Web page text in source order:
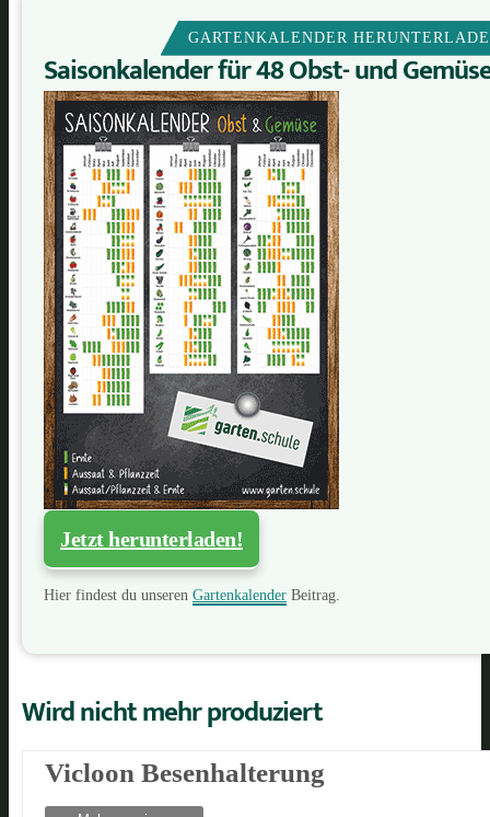
GARTENKALENDER
Saisonkalender für 48 Obst- und
Jetzt herunterladen!
Hier findest du unseren Gartenkalender Beitrag.
Wird nicht mehr produziert
Vicloon Besenhalterung